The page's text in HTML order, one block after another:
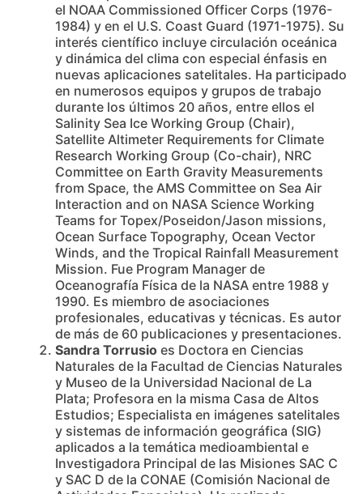
el NOAA Commissioned Officer Corps (1976-
1984) y en el U.S. Coast Guard (1971-1975). Su
interés científico incluye circulación oceánica
y dinámica del clima con especial énfasis en
nuevas aplicaciones satelitales. Ha participado
en numerosos equipos y grupos de trabajo
durante los últimos 20 años, entre ellos el
Salinity Sea Ice Working Group (Chair),
Satellite Altimeter Requirements for Climate
Research Working Group (Co-chair), NRC
Committee on Earth Gravity Measurements
from Space, the AMS Committee on Sea Air
Interaction and on NASA Science Working
Teams for Topex/Poseidon/Jason missions,
Ocean Surface Topography, Ocean Vector
Winds, and the Tropical Rainfall Measurement
Mission. Fue Program Manager de
Oceanografía Física de la NASA entre 1988 y
1990. Es miembro de asociaciones
profesionales, educativas y técnicas. Es autor
de más de 60 publicaciones y presentaciones.
Sandra Torrusio es Doctora en Ciencias
Naturales de la Facultad de Ciencias Naturales
y Museo de la Universidad Nacional de La
Plata; Profesora en la misma Casa de Altos
Estudios; Especialista en imágenes satelitales
y sistemas de información geográfica (SIG)
aplicados a la temática medioambiental e
Investigadora Principal de las Misiones SAC C
y SAC D de la CONAE (Comisión Nacional de